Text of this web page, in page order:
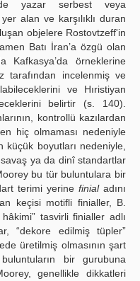
yazar serbest veya
alan ve karşılıklı duran
objelere Rostovtzeff'in
Batı İran’a özgü olan
Kafkasya’da örneklerine
tarafından incelenmiş ve
ve Hıristiyan
belirtir (s. 140).
kontrollü kazılardan
hiç olmaması nedeniyle
küçük boyutları nedeniyle,
savaş ya da dinî standartlar
bu tür buluntulara bir
terimi yerine finialadını
keçisi motifli finialler, B.
tasvirli finialler adlı
“dekore edilmiş tüpler”
üretilmiş olmasının şart
bir gurubuna
genellikle dikkatleri